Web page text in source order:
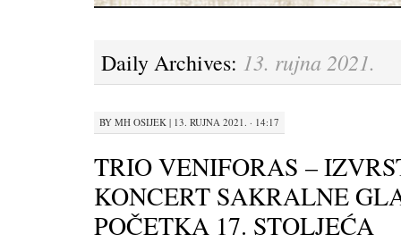
Daily Archives: 13. rujna 2021.
BY MH OSIJEK | 13. RUJNA 2021. · 14:17
TRIO VENIFORAS –
KONCERT SAKRALNE
POČETKA 17. STOLJEĆA